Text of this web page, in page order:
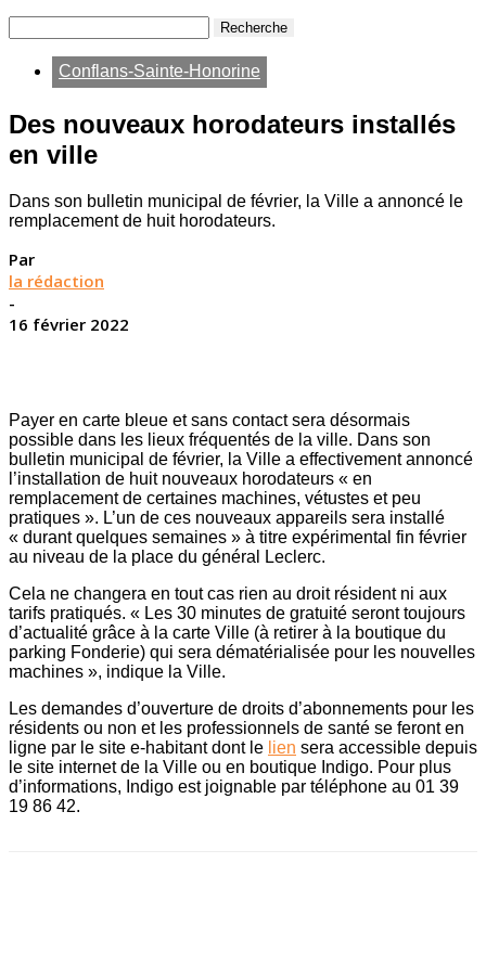
Conflans-Sainte-Honorine
Des nouveaux horodateurs installés
en ville
Dans son bulletin municipal de février, la Ville a annoncé le
remplacement de huit horodateurs.
Par
la rédaction
-
16 février 2022
Payer en carte bleue et sans contact sera désormais
possible dans les lieux fréquentés de la ville. Dans son
bulletin municipal de février, la Ville a effectivement annoncé
l’installation de huit nouveaux horodateurs « en
remplacement de certaines machines, vétustes et peu
pratiques ». L’un de ces nouveaux appareils sera installé
« durant quelques semaines » à titre expérimental fin février
au niveau de la place du général Leclerc.
Cela ne changera en tout cas rien au droit résident ni aux
tarifs pratiqués. « Les 30 minutes de gratuité seront toujours
d’actualité grâce à la carte Ville (à retirer à la boutique du
parking Fonderie) qui sera dématérialisée pour les nouvelles
machines », indique la Ville.
Les demandes d’ouverture de droits d’abonnements pour les
résidents ou non et les professionnels de santé se feront en
ligne par le site e-habitant dont le lien sera accessible depuis
le site internet de la Ville ou en boutique Indigo. Pour plus
d’informations, Indigo est joignable par ­téléphone au 01 39
19 86 42.